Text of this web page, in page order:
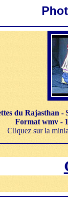
du Rajasthan -
Format wmv -
Cliquez sur la